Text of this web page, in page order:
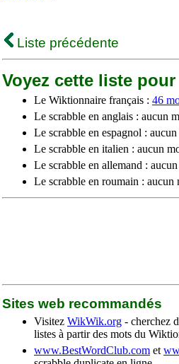
Liste précédente
Voyez cette liste pour
Le Wiktionnaire français : 46
Le scrabble en anglais : aucun
Le scrabble en espagnol :
Le scrabble en italien : aucun
Le scrabble en allemand :
Le scrabble en roumain : aucun
Sites web recommandés
Visitez WikWik.org - cherchez
listes à partir des mots du
www.BestWordClub.com et